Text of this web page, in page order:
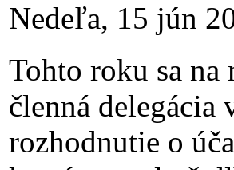
Nedeľa, 15 jún
Tohto roku sa
členná delegácia
rozhodnutie o